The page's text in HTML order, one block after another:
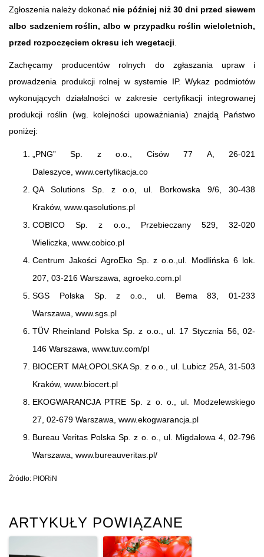
Zgłoszenia należy dokonać nie później niż 30 dni przed siewem
albo sadzeniem roślin, albo w przypadku roślin wieloletnich,
przed rozpoczęciem okresu ich wegetacji
Zachęcamy producentów rolnych do zgłaszania upraw i
prowadzenia produkcji rolnej w systemie IP. Wykaz podmiotów
wykonujących działalności w zakresie certyfikacji integrowanej
produkcji roślin (wg. kolejności upoważniania) znajdą Państwo
poniżej:
„PNG” Sp. z o.o., Cisów 77 A, 26-021
Daleszyce, www.certyfikacja.co
QA Solutions Sp. z o.o, ul. Borkowska 9/6, 30-438
Kraków, www.qasolutions.pl
COBICO Sp. z o.o., Przebieczany 529, 32-020
Wieliczka, www.cobico.pl
Centrum Jakości AgroEko Sp. z o.o.,ul. Modlińska 6 lok.
207, 03-216 Warszawa, agroeko.com.pl
SGS Polska Sp. z o.o., ul. Bema 83, 01-233
Warszawa, www.sgs.pl
TÜV Rheinland Polska Sp. z o.o., ul. 17 Stycznia 56, 02-
146 Warszawa, www.tuv.com/pl
BIOCERT MAŁOPOLSKA Sp. z o.o., ul. Lubicz 25A, 31-503
Kraków, www.biocert.pl
EKOGWARANCJA PTRE Sp. z o. o., ul. Modzelewskiego
27, 02-679 Warszawa, www.ekogwarancja.pl
Bureau Veritas Polska Sp. z o. o., ul. Migdałowa 4, 02-796
Warszawa, www.bureauveritas.pl/
Źródło: PIORiN
ARTYKUŁY POWIĄZANE